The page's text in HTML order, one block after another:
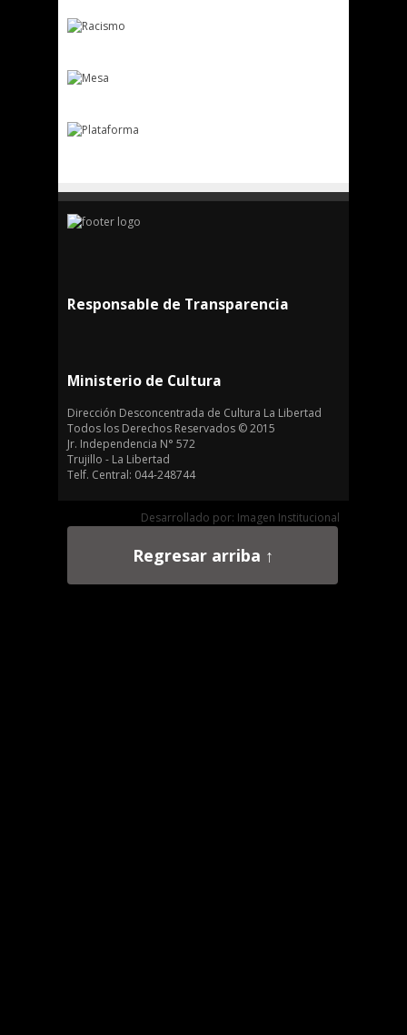
Responsable de Transparencia
Ministerio de Cultura
Dirección Desconcentrada de Cultura La Libertad
Todos los Derechos Reservados © 2015
Jr. Independencia N° 572
Trujillo - La Libertad
Telf. Central: 044-248744
Desarrollado por: Imagen Institucional
Regresar arriba ↑